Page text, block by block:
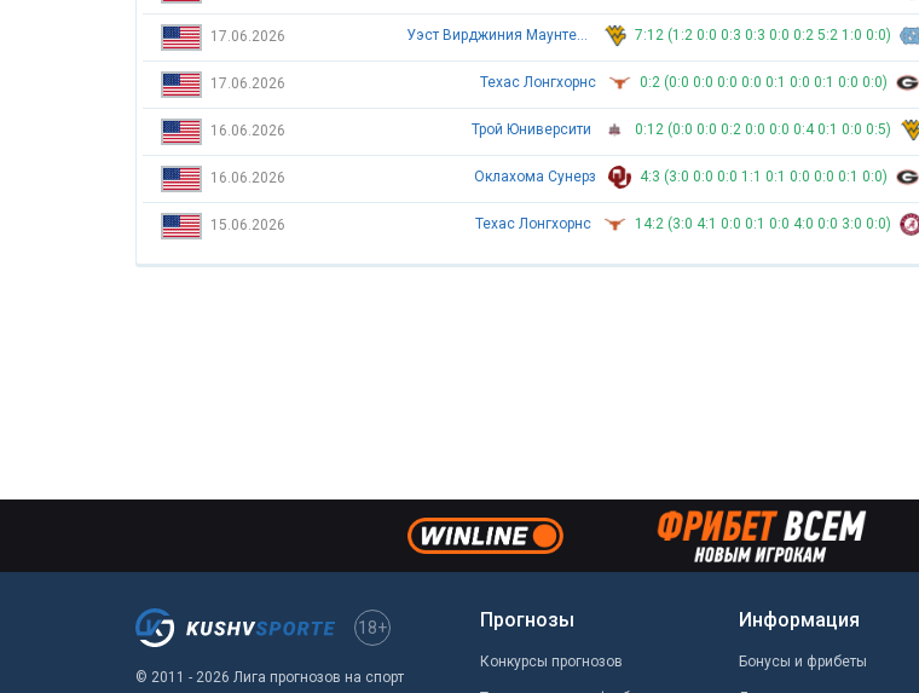
17.06.2026 Уэст Вирджиния Маунтейнирз 7:12 (1:2 0:0 0:3 0:3 0:0 0:2 5:2 1:0 0:0)
17.06.2026 Техас Лонгхорнс 0:2 (0:0 0:0 0:0 0:0 0:1 0:0 0:1 0:0 0:0)
16.06.2026 Трой Юниверсити 0:12 (0:0 0:0 0:2 0:0 0:0 0:4 0:1 0:0 0:5)
16.06.2026 Оклахома Сунерз 4:3 (3:0 0:0 0:0 1:1 0:1 0:0 0:0 0:1 0:0)
15.06.2026 Техас Лонгхорнс 14:2 (3:0 4:1 0:0 0:1 0:0 4:0 0:0 3:0 0:0)
18+
© 2011 - 2026 Лига прогнозов на спорт
Прогнозы
Конкурсы прогнозов
Информация
Бонусы и фрибеты